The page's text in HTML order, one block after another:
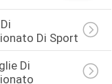
Di Sport
Di